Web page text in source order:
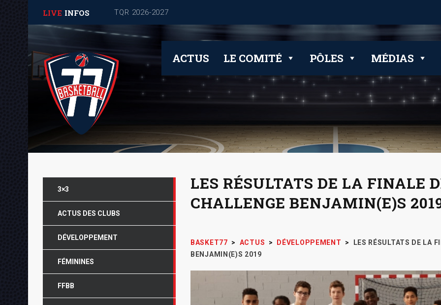
LIVE INFOS Journée de rentrée pour les clubs
ACTUS LE COMITÉ PÔLES MÉDIAS
LES RÉSULTATS DE LA FINALE
CHALLENGE BENJAMIN(E)S
BASKET77 > ACTUS > DÉVELOPPEMENT >
LES RÉSULTATS DE LA
BENJAMIN(E)S 2019
3×3
ACTUS DES CLUBS
DÉVELOPPEMENT
FÉMININES
FFBB